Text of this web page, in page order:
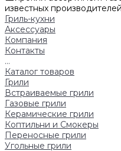
известных
Гриль-кухни
Аксессуары
Компания
Контакты
...
Каталог товаров
Грили
Встраиваемые грили
Газовые грили
Керамические грили
Коптильни и Смокеры
Переносные грили
Угольные грили